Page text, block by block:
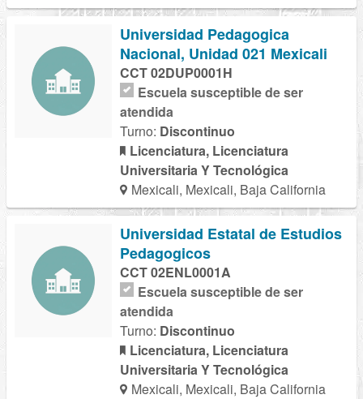
Universidad Pedagogica
Nacional, Unidad 021 Mexicali
CCT 02DUP0001H
Escuela susceptible de ser
atendida
Turno: Discontinuo
Licenciatura, Licenciatura
Universitaria Y Tecnológica
Mexicali, Mexicali, Baja California
Universidad Estatal de Estudios
Pedagogicos
CCT 02ENL0001A
Escuela susceptible de ser
atendida
Turno: Discontinuo
Licenciatura, Licenciatura
Universitaria Y Tecnológica
Mexicali, Mexicali, Baja California